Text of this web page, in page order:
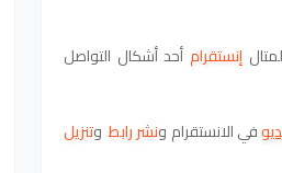
إنستقرامأحد أشكال التواصل
في الانستقرام ونشر رابطوتنزيل